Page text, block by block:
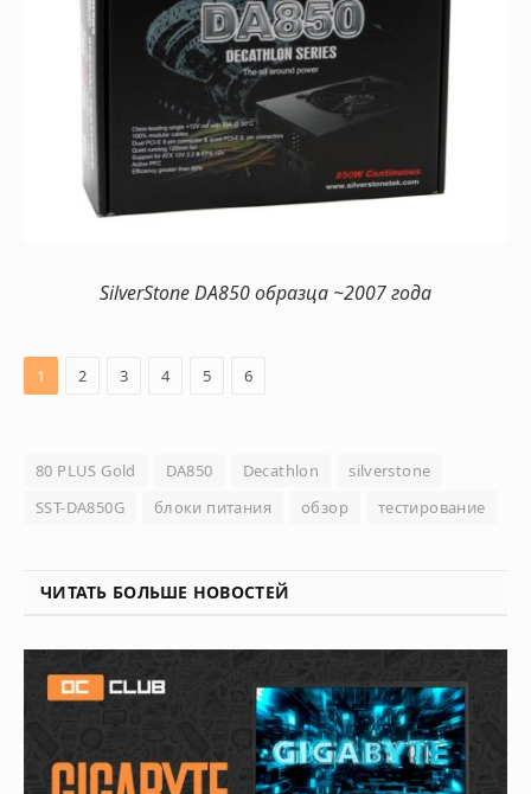
SilverStone DA850 образца ~2007 года
1 2 3 4 5 6
80 PLUS Gold DA850 Decathlon
silverstone
SST-DA850G
блоки питания обзор тестирование
ЧИТАТЬ БОЛЬШЕ НОВОСТЕЙ